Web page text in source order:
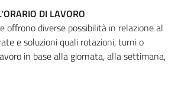
DI LAVORO
offrono diverse possibilità in relazione al
e soluzioni quali rotazioni, turni o
in base alla giornata, alla settimana,